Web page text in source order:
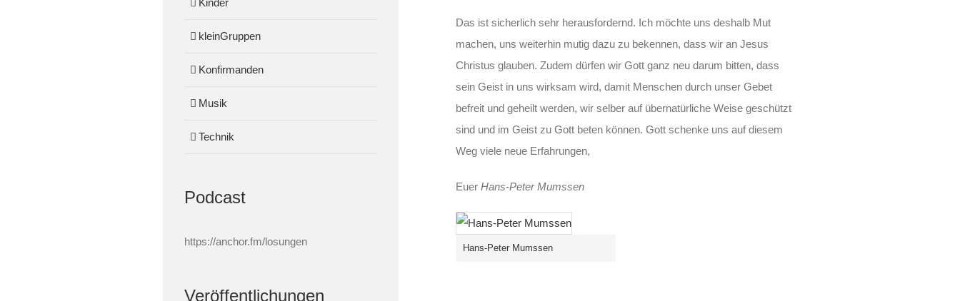
Das ist sicherlich sehr herausfordernd. Ich möchte uns deshalb Mut
machen, uns weiterhin mutig dazu zu bekennen, dass wir an Jesus
Christus glauben. Zudem dürfen wir Gott ganz neu darum bitten, dass
sein Geist in uns wirksam wird, damit Menschen durch unser Gebet
befreit und geheilt werden, wir selber auf übernatürliche Weise geschützt
sind und im Geist zu Gott beten können. Gott schenke uns auf diesem
Weg viele neue Erfahrungen,
EuerHans-Peter Mumssen
Hans-Peter Mumssen
kleinGruppen
Konfirmanden
Musik
Technik
Podcast
https://anchor.fm/losungen
Veröffentlichungen